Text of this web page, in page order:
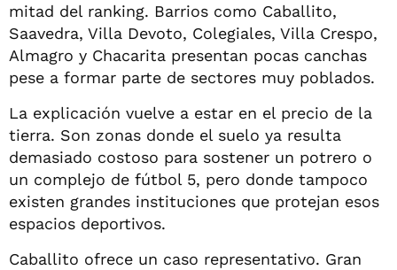
mitad del ranking. Barrios como Caballito,
Saavedra, Villa Devoto, Colegiales, Villa Crespo,
Almagro y Chacarita presentan pocas canchas
pese a formar parte de sectores muy poblados.
La explicación vuelve a estar en el precio de la
tierra. Son zonas donde el suelo ya resulta
demasiado costoso para sostener un potrero o
un complejo de fútbol 5, pero donde tampoco
existen grandes instituciones que protejan esos
espacios deportivos.
Caballito ofrece un caso representativo. Gran